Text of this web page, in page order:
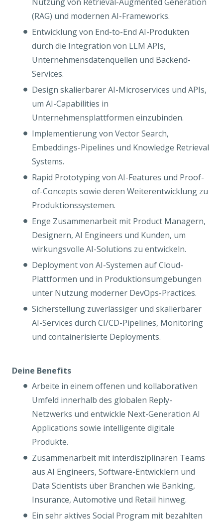
(RAG) und modernen AI-Frameworks.
Entwicklung von End-to-End AI-Produkten
durch die Integration von LLM APIs,
Unternehmensdatenquellen und Backend-
Services.
Design skalierbarer AI-Microservices und APIs,
um AI-Capabilities in
Unternehmensplattformen einzubinden.
Implementierung von Vector Search,
Embeddings-Pipelines und Knowledge Retrieval
Systems.
Rapid Prototyping von AI-Features und Proof-
of-Concepts sowie deren Weiterentwicklung zu
Produktionssystemen.
Enge Zusammenarbeit mit Product Managern,
Designern, AI Engineers und Kunden, um
wirkungsvolle AI-Solutions zu entwickeln.
Deployment von AI-Systemen auf Cloud-
Plattformen und in Produktionsumgebungen
unter Nutzung moderner DevOps-Practices.
Sicherstellung zuverlässiger und skalierbarer
AI-Services durch CI/CD-Pipelines, Monitoring
und containerisierte Deployments.
Deine Benefits
Arbeite in einem offenen und kollaborativen
Umfeld innerhalb des globalen Reply-
Netzwerks und entwickle Next-Generation AI
Applications sowie intelligente digitale
Produkte.
Zusammenarbeit mit interdisziplinären Teams
aus AI Engineers, Software-Entwicklern und
Data Scientists über Branchen wie Banking,
Insurance, Automotive und Retail hinweg.
Ein sehr aktives Social Program mit bezahlten